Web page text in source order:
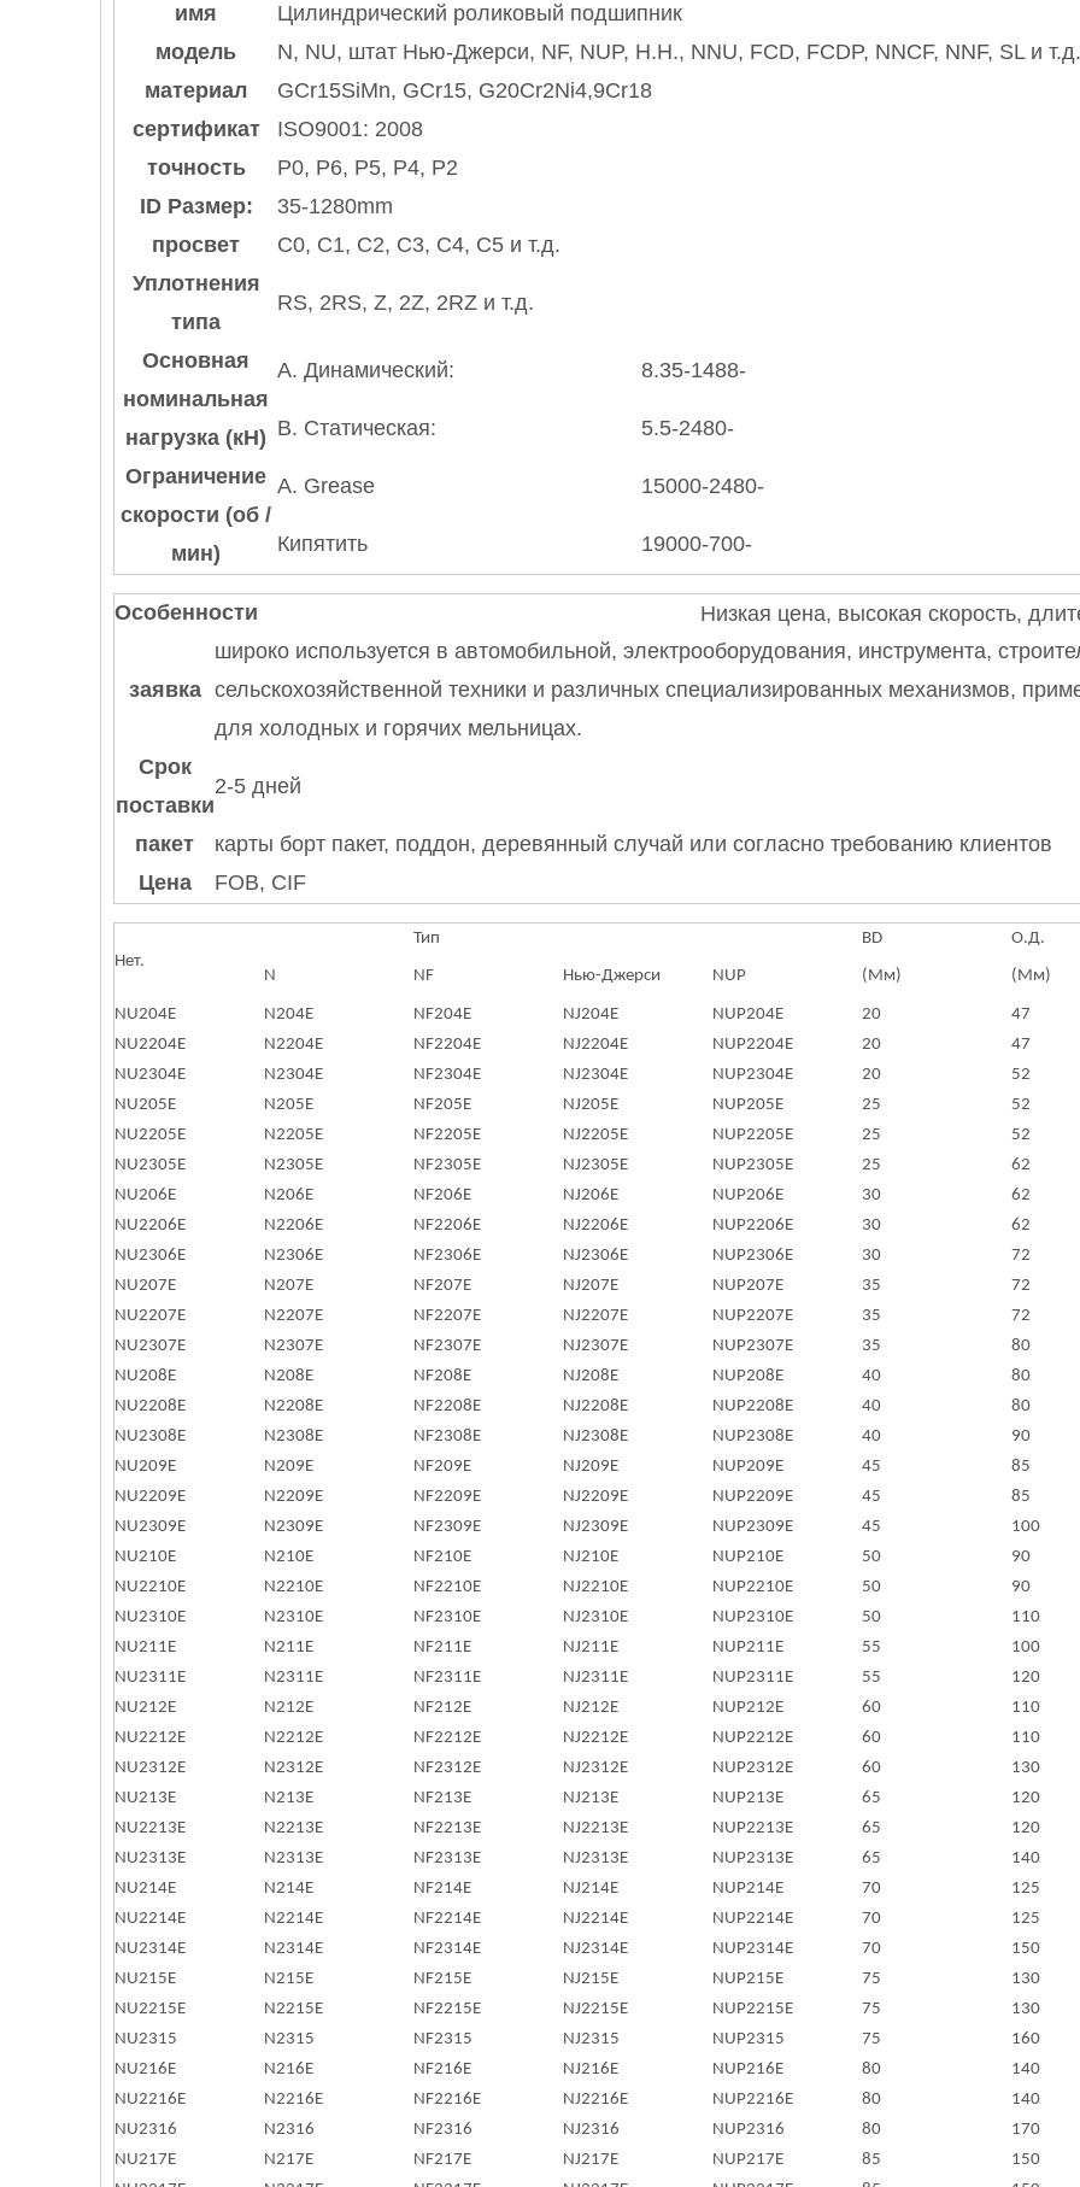
имя
Цилиндрический роликовый подшипник
модель
N, NU, штат Нью-Джерси, NF, NUP, Н.Н., NNU, FCD, FCDP, NNCF, NNF, SL и т.д.
материал
GCr15SiMn, GCr15, G20Cr2Ni4,9Cr18
сертификат
ISO9001: 2008
точность
Р0, Р6, Р5, Р4, Р2
ID Размер:
35-1280mm
просвет
С0, С1, С2, С3, С4, С5 и т.д.
Уплотнения
типа
RS, 2RS, Z, 2Z, 2RZ и т.д.
Основная
номинальная
нагрузка (кН)
А. Динамический: 8.35-1488-
B. Статическая:
5.5-2480-
Ограничение
скорости (об /
мин)
A. Grease 15000-2480-
Кипятить 19000-700-
Особенности Низкая цена, высокая скорость,
заявка
широко используется в автомобильной, электрооборудования, инструмента,
сельскохозяйственной техники и различных специализированных механизмов,
для холодных и горячих мельницах.
Срок
поставки
2-5 дней
пакет
карты борт пакет, поддон, деревянный случай или согласно требованию клиентов
Цена
FOB, CIF
Нет.
Тип BD О.Д.
N NF Нью-Джерси NUP (Мм) (Мм)
NU204E N204E NF204E NJ204E NUP204E 20
47
NU2204E
N2204E NF2204E NJ2204E NUP2204E 20
47
NU2304E
N2304E NF2304E NJ2304E NUP2304E 20
52
NU205E
N205E NF205E NJ205E NUP205E 25
52
NU2205E
N2205E NF2205E NJ2205E NUP2205E 25
52
NU2305E
N2305E NF2305E NJ2305E NUP2305E 25
62
NU206E
N206E NF206E NJ206E NUP206E 30
62
NU2206E
N2206E NF2206E NJ2206E NUP2206E 30
62
NU2306E
N2306E NF2306E NJ2306E NUP2306E 30
72
NU207E
N207E NF207E NJ207E NUP207E 35
72
NU2207E
N2207E NF2207E NJ2207E NUP2207E 35
72
NU2307E
N2307E NF2307E NJ2307E NUP2307E 35
80
NU208E
N208E NF208E NJ208E NUP208E 40
80
NU2208E
N2208E NF2208E NJ2208E NUP2208E 40
80
NU2308E
N2308E NF2308E NJ2308E NUP2308E 40
90
NU209E
N209E NF209E NJ209E NUP209E 45
85
NU2209E
N2209E NF2209E NJ2209E NUP2209E 45
85
NU2309E
N2309E NF2309E NJ2309E NUP2309E 45
100
NU210E
N210E NF210E NJ210E NUP210E 50
90
NU2210E
N2210E NF2210E NJ2210E NUP2210E 50
90
NU2310E
N2310E NF2310E NJ2310E NUP2310E 50
110
NU211E
N211E NF211E NJ211E NUP211E 55
100
NU2311E
N2311E NF2311E NJ2311E NUP2311E 55
120
NU212E
N212E NF212E NJ212E NUP212E 60
110
NU2212E
N2212E NF2212E NJ2212E NUP2212E 60
110
NU2312E
N2312E NF2312E NJ2312E NUP2312E 60
130
NU213E
N213E NF213E NJ213E NUP213E 65
120
NU2213E
N2213E NF2213E NJ2213E NUP2213E 65
120
NU2313E
N2313E NF2313E NJ2313E NUP2313E 65
140
NU214E
N214E NF214E NJ214E NUP214E 70
125
NU2214E
N2214E NF2214E NJ2214E NUP2214E 70
125
NU2314E
N2314E NF2314E NJ2314E NUP2314E 70
150
NU215E
N215E NF215E NJ215E NUP215E 75
130
NU2215E
N2215E NF2215E NJ2215E NUP2215E 75
130
NU2315
N2315 NF2315 NJ2315 NUP2315 75
160
NU216E
N216E NF216E NJ216E NUP216E 80
140
NU2216E
N2216E NF2216E NJ2216E NUP2216E 80
140
NU2316
N2316 NF2316 NJ2316 NUP2316 80
170
NU217E
N217E NF217E NJ217E NUP217E 85
150